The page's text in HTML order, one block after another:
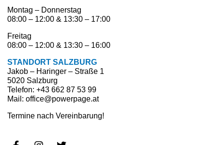
Montag – Donnerstag
08:00 – 12:00 & 13:30 – 17:00
Freitag
08:00 – 12:00 & 13:30 – 16:00
STANDORT SALZBURG
Jakob – Haringer – Straße 1
5020 Salzburg
Telefon: +43 662 87 53 99
Mail: office@powerpage.at
Termine nach Vereinbarung!